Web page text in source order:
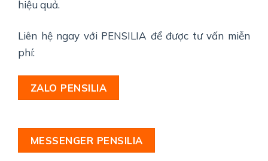
hiệu quả.
Liên hệ ngay với PENSILIA để được tư vấn miễn
phí:
ZALO PENSILIA
MESSENGER PENSILIA